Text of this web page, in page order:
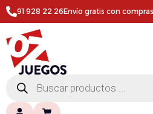
91 928 22 26Envío gratis con